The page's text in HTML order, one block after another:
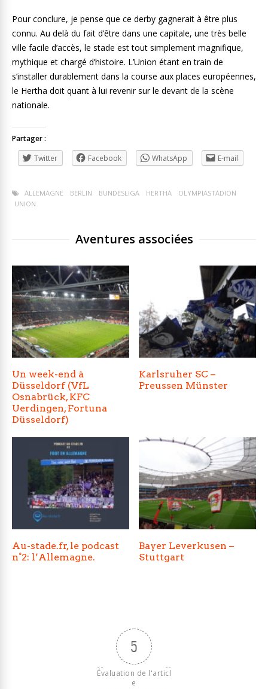
Pour conclure, je pense que ce derby gagnerait à être plus
connu. Au delà du fait d’être dans une capitale, une très belle
ville facile d’accès, le stade est tout simplement magnifique,
mythique et chargé d’histoire. L’Union étant en train de
s’installer durablement dans la course aux places européennes,
le Hertha doit quant à lui revenir sur le devant de la scène
nationale.
Partager :
Twitter
Facebook WhatsApp E-mail
ALLEMAGNE BERLIN BUNDESLIGA HERTHA
OLYMPIASTADION
UNION
Aventures associées
Un week-end à
Düsseldorf (VfL
Osnabrück, KFC
Uerdingen, Fortuna
Düsseldorf)
Karlsruher SC –
Preussen Münster
Au-stade.fr, le podcast
n°2: l’Allemagne.
Bayer Leverkusen –
Stuttgart
5
Évaluation de l'articl
e